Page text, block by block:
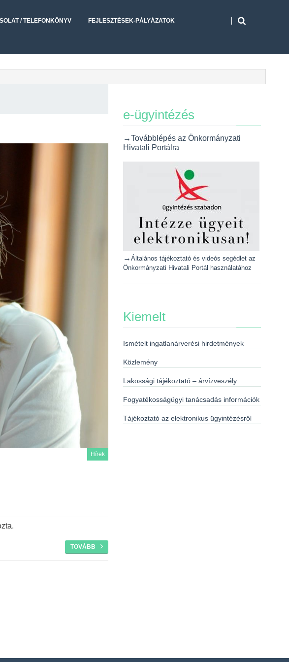
/ TELEFONKÖNYV FEJLESZTÉSEK-PÁLYÁZATOK
Hírek
TOVÁBB
e-ügyintézés
→Továbblépés az Önkormányzati
Hivatali Portálra
→ Általános tájékoztató és videós segédlet az
Önkormányzati Hivatali Portál használatához
Kiemelt
Ismételt ingatlanárverési hirdetmények
Közlemény
Lakossági tájékoztató – árvízveszély
Fogyatékosságügyi tanácsadás információk
Tájékoztató az elektronikus ügyintézésről